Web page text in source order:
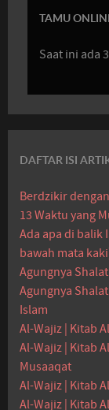
TAMU
Saat ini ada
DAFTAR ISI
Berdzikir
13 Waktu yang
Ada apa di balik
bawah mata
Agungnya Shalat
Agungnya
Islam
Al-Wajiz | Kitab
Al-Wajiz | Kitab
Musaaqat
Al-Wajiz | Kitab
Al-Wajiz | Kitab